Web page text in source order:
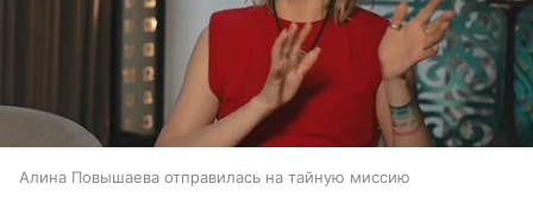
Алина Повышаева отправилась на тайную миссию